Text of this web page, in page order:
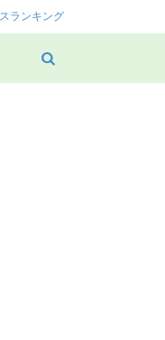
ランキング